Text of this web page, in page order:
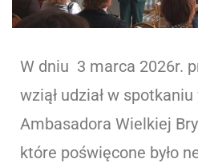
W dniu 3 marca 2026r.
wziął udział w
Ambasadora Wielkiej
które poświęcone było